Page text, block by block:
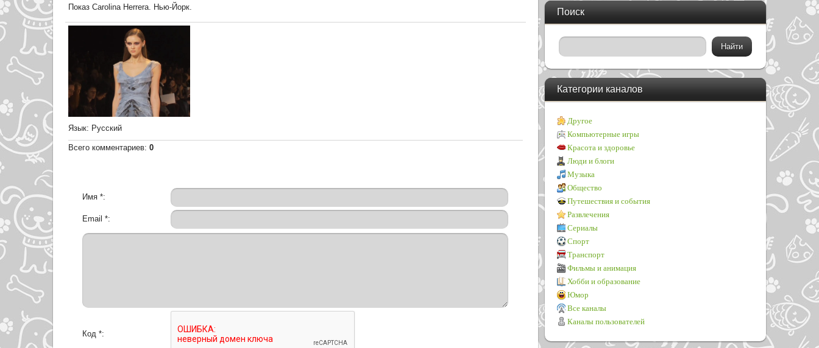
Показ Carolina Herrera. Нью-Йорк.
Язык: Русский
Всего комментариев: 0
Имя *:
Email *:
Код *:
Поиск
Категории каналов
Другое
Компьютерные игры
Красота и здоровье
Люди и блоги
Музыка
Общество
Путешествия и события
Развлечения
Сериалы
Спорт
Транспорт
Фильмы и анимация
Хобби и образование
Юмор
Все каналы
Каналы пользователей